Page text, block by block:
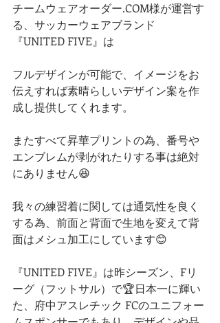
チームウェアオーダー.COM様が運営す
る、サッカーウェアブランド
『UNITED FIVE』は
フルデザインが可能で、イメージをお
伝えすれば素晴らしいデザイン案を作
成し提供してくれます。
またすべて昇華プリントの為、番号や
エンブレムが剥がれたりする事は絶対
にありません😆
我々の練習着に関しては通気性を良く
する為、前面と背面で生地を変えて背
面はメシュ加工にしています😊
『UNITED FIVE』は昨シーズン、Fリ
ーグ（フットサル）で🏆日本一に輝い
た、府中アスレチック FCのユニフォー